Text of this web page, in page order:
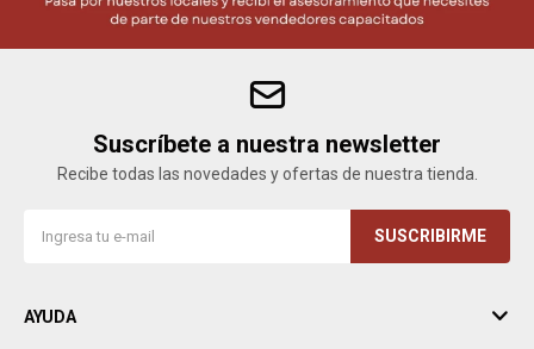
Suscríbete a nuestra newsletter
Recibe todas las novedades y ofertas de nuestra tienda.
SUSCRIBIRME
AYUDA